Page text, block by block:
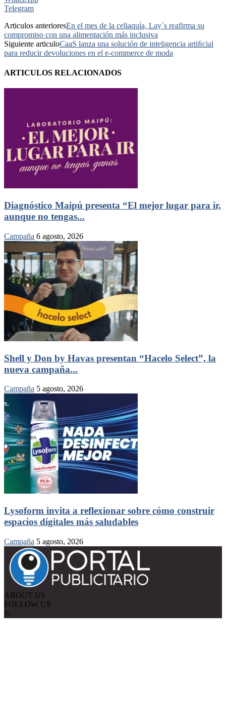
Telegram
Articulos anterioresEn el mes de la celiaquía, Lay´s reafirma su
compromiso con una alimentación más inclusiva
Siguiente articuloCaaS lanza una solución de inteligencia artiﬁcial
para reducir devoluciones en el e-commerce de moda
ARTICULOS RELACIONADOS
Diagnóstico Maipú presenta “El mejor lugar para ir,
aunque no tengas...
Campaña 6 agosto, 2026
Shell y Don by Havas presentan “Hacelo Select”, la
nueva campaña...
Campaña 5 agosto, 2026
Lysoform invita a reflexionar sobre cómo construir
espacios digitales más saludables
Campaña 5 agosto, 2026
ABOUT US
FOLLOW US
©